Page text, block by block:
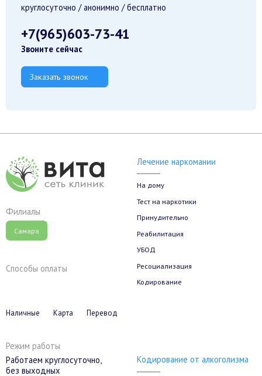
круглосуточно / анонимно / бесплатно
+7(965)603-73-41
Звоните сейчас
Заказать звонок
Филиалы
Самара
Способы оплаты
Наличные Карта Перевод
Режим работы
Работаем круглосуточно,
без выходных
Лечение наркомании
На дому
Тест на наркотики
Принудительно
Реабилитация
УБОД
Ресоциализация
Кодирование
Кодирование от алкоголизма